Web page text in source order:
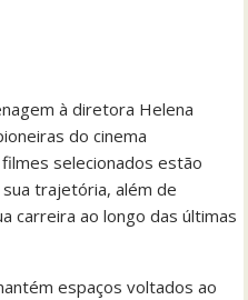
à diretora Helena
do cinema
selecionados estão
trajetória, além de
carreira ao longo das últimas
espaços voltados ao